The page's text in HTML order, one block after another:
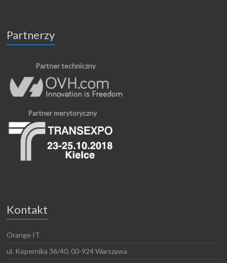
Partnerzy
Partner techniczny
Partner merytoryczny
Kontakt
Orange IT
ul. Kopernika 36/40, 00-924 Warszawa